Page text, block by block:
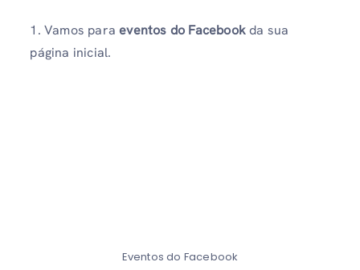
1. Vamos paraeventos do Facebookda sua
página inicial.
Eventos do Facebook